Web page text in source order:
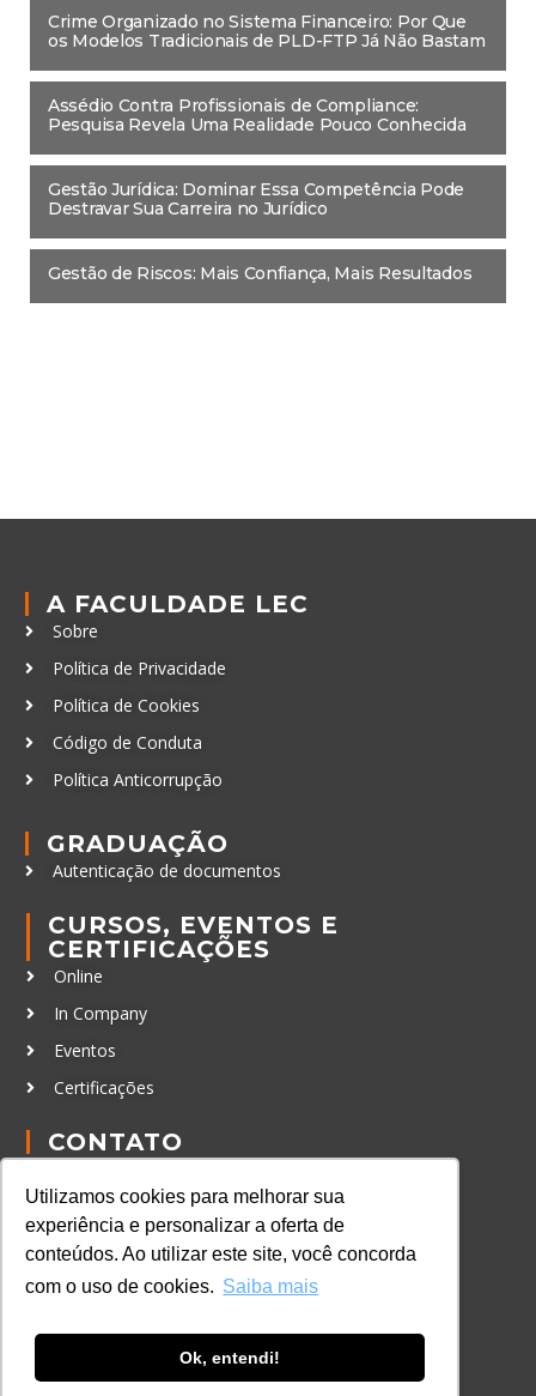
Utilizamos cookies para melhorar sua
experiência e personalizar a oferta de
conteúdos. Ao utilizar este site, você concorda
com o uso de cookies. Saiba mais
Ok, entendi!
Crime Organizado no Sistema Financeiro: Por Que
os Modelos Tradicionais de PLD-FTP Já Não Bastam
Assédio Contra Profissionais de Compliance:
Pesquisa Revela Uma Realidade Pouco Conhecida
Gestão Jurídica: Dominar Essa Competência Pode
Destravar Sua Carreira no Jurídico
Gestão de Riscos: Mais Confiança, Mais Resultados
A FACULDADE LEC
Sobre
Política de Privacidade
Política de Cookies
Código de Conduta
Política Anticorrupção
GRADUAÇÃO
Autenticação de documentos
CURSOS, EVENTOS E
CERTIFICAÇÕES
Online
In Company
Eventos
Certificações
CONTATO
+55 11 98924-8322
contato@lec.com.br
Consulte aqui o cadastro da Instituição no
Sistema e-MEC